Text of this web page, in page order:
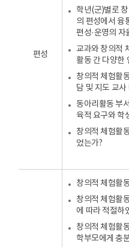
편성
학년(군)별로
의 편성에서 융
편성·운영의 자
교과와 창의적
활동 간 다양한
창의적 체험활
담 및 지도 교
동아리활동 부
육적 요구와 학
창의적 체험활
었는가?
창의적 체험활
창의적 체험활
에 따라 적절하
창의적 체험활
학부모에게 충